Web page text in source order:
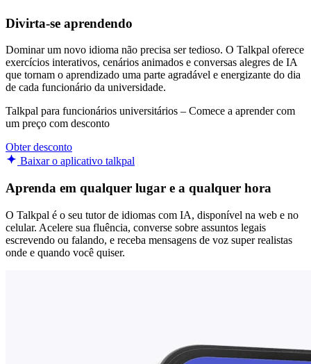
Divirta-se aprendendo
Dominar um novo idioma não precisa ser tedioso. O Talkpal oferece
exercícios interativos, cenários animados e conversas alegres de IA
que tornam o aprendizado uma parte agradável e energizante do dia
de cada funcionário da universidade.
Talkpal para funcionários universitários – Comece a aprender com
um preço com desconto
Obter desconto
Baixar o aplicativo talkpal
Aprenda em qualquer lugar e a qualquer hora
O Talkpal é o seu tutor de idiomas com IA, disponível na web e no
celular. Acelere sua fluência, converse sobre assuntos legais
escrevendo ou falando, e receba mensagens de voz super realistas
onde e quando você quiser.